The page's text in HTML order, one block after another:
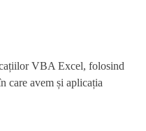
VBA Excel, folosind
care avem și aplicația